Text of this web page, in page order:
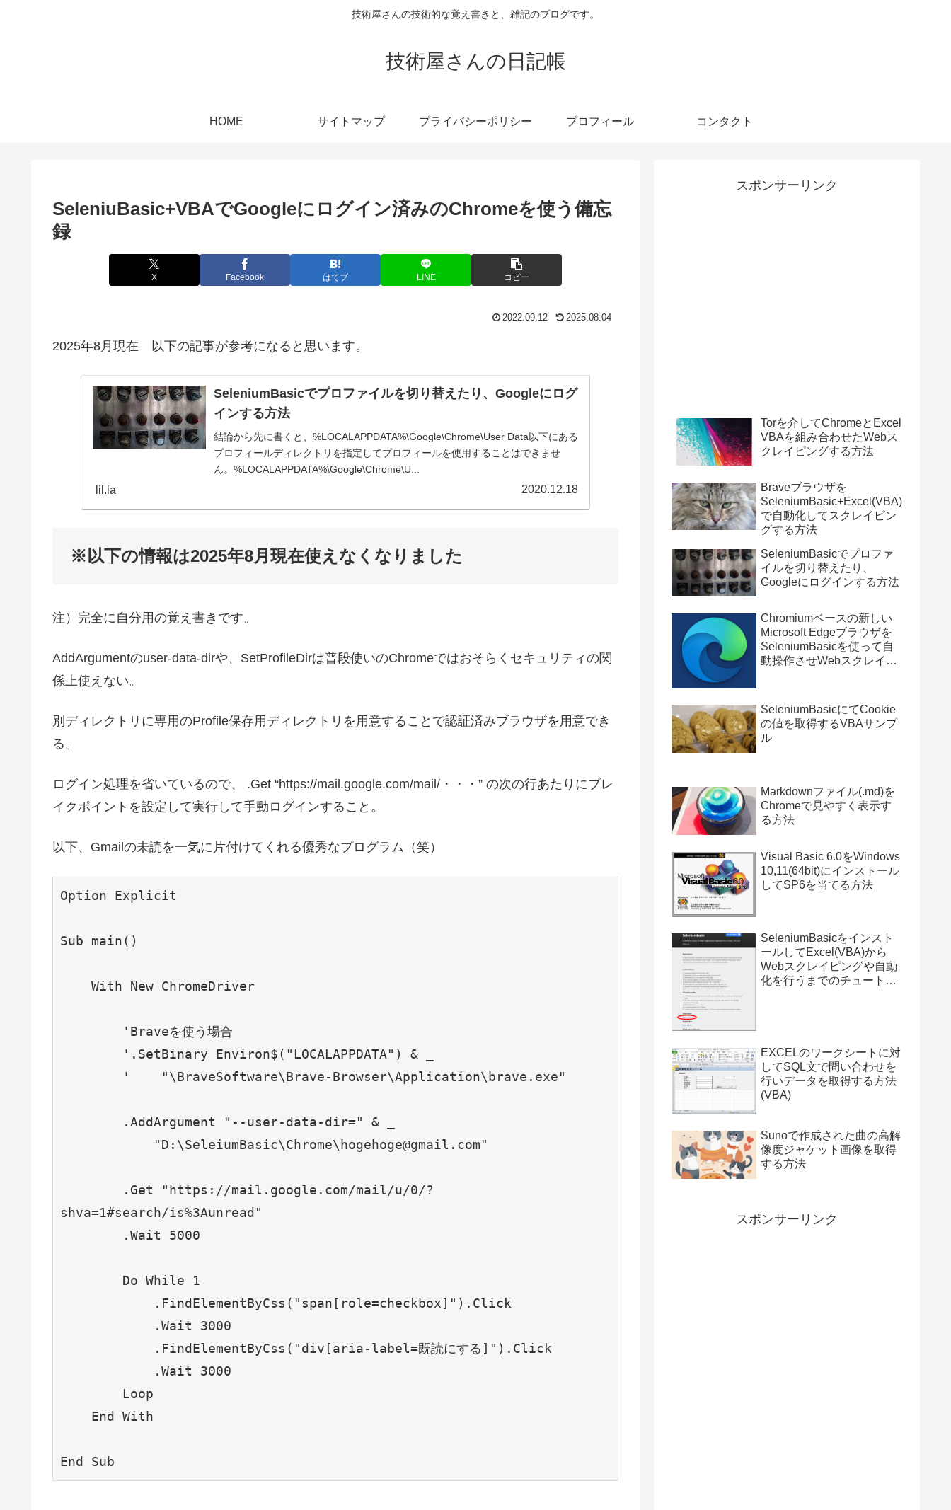
技術屋さんの技術的な覚え書きと、雑記のブログです。
技術屋さんの日記帳
HOME サイトマップ プライバシーポリシー プロフィール コンタクト
SeleniuBasic+VBAでGoogleにログイン済みのChromeを使う備忘
録
X Facebook はてブ LINE コピー
2022.09.12 2025.08.04
2025年8月現在 以下の記事が参考になると思います。
SeleniumBasicでプロファイルを切り替えたり、Googleにログ
インする方法
結論から先に書くと、%LOCALAPPDATA%\Google\Chrome\User Data以下にある
プロフィールディレクトリを指定してプロフィールを使用することはできませ
ん。%LOCALAPPDATA%\Google\Chrome\U...
lil.la 2020.12.18
※以下の情報は2025年8月現在使えなくなりました
注）完全に自分用の覚え書きです。
AddArgumentのuser-data-dirや、SetProfileDirは普段使いのChromeではおそらくセキュリティの関
係上使えない。
別ディレクトリに専用のProfile保存用ディレクトリを用意することで認証済みブラウザを用意でき
る。
ログイン処理を省いているので、 .Get “https://mail.google.com/mail/・・・” の次の行あたりにブレ
イクポイントを設定して実行して手動ログインすること。
以下、Gmailの未読を一気に片付けてくれる優秀なプログラム（笑）
Option Explicit
Sub main()
            "D:\SeleiumBasic\Chrome\
hogehoge@gmail.com"
shva=1#search/is%3Aunread"
End Sub
スポンサーリンク
Torを介してChromeとExcel
VBAを組み合わせたWebス
クレイピングする方法
Braveブラウザを
SeleniumBasic+Excel(VBA)
で自動化してスクレイピン
グする方法
SeleniumBasicでプロファ
イルを切り替えたり、
Googleにログインする方法
Chromiumベースの新しい
Microsoft Edgeブラウザを
SeleniumBasicを使って自
動操作させWebスクレイピ
SeleniumBasicにてCookie
の値を取得するVBAサンプ
ル
Markdownファイル(.md)を
Chromeで見やすく表示す
る方法
Visual Basic 6.0をWindows
10,11(64bit)にインストール
してSP6を当てる方法
SeleniumBasicをインスト
ールしてExcel(VBA)から
Webスクレイピングや自動
化を行うまでのチュートリ
EXCELのワークシートに対
してSQL文で問い合わせを
行いデータを取得する方法
(VBA)
Sunoで作成された曲の高解
像度ジャケット画像を取得
する方法
スポンサーリンク